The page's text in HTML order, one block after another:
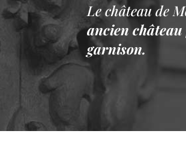
Le château de
ancien
garnison.